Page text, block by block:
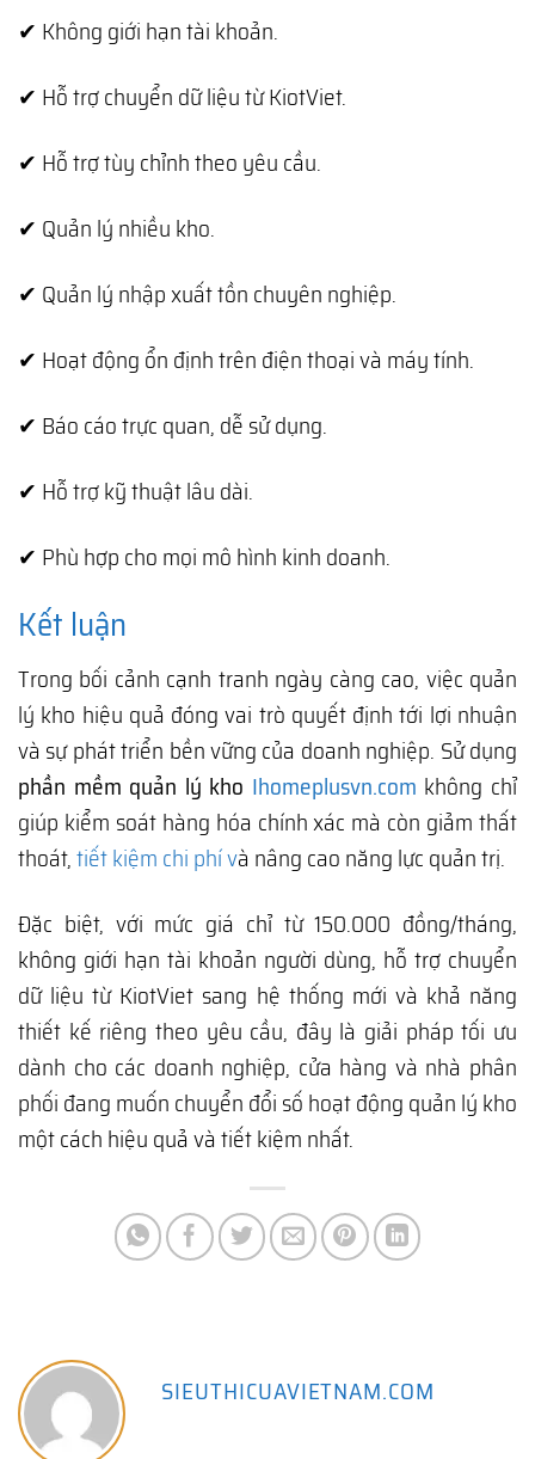
✔ Không giới hạn tài khoản.
✔ Hỗ trợ chuyển dữ liệu từ KiotViet.
✔ Hỗ trợ tùy chỉnh theo yêu cầu.
✔ Quản lý nhiều kho.
✔ Quản lý nhập xuất tồn chuyên nghiệp.
✔ Hoạt động ổn định trên điện thoại và máy tính.
✔ Báo cáo trực quan, dễ sử dụng.
✔ Hỗ trợ kỹ thuật lâu dài.
✔ Phù hợp cho mọi mô hình kinh doanh.
Kết luận
Trong bối cảnh cạnh tranh ngày càng cao, việc quản
lý kho hiệu quả đóng vai trò quyết định tới lợi nhuận
và sự phát triển bền vững của doanh nghiệp. Sử dụng
phần mềm quản lý kho Ihomeplusvn.com không chỉ
giúp kiểm soát hàng hóa chính xác mà còn giảm thất
thoát,tiết kiệm chi phí và nâng cao năng lực quản trị.
Đặc biệt, với mức giá chỉ từ 150.000 đồng/tháng,
không giới hạn tài khoản người dùng, hỗ trợ chuyển
dữ liệu từ KiotViet sang hệ thống mới và khả năng
thiết kế riêng theo yêu cầu, đây là giải pháp tối ưu
dành cho các doanh nghiệp, cửa hàng và nhà phân
phối đang muốn chuyển đổi số hoạt động quản lý kho
một cách hiệu quả và tiết kiệm nhất.
SIEUTHICUAVIETNAM.COM